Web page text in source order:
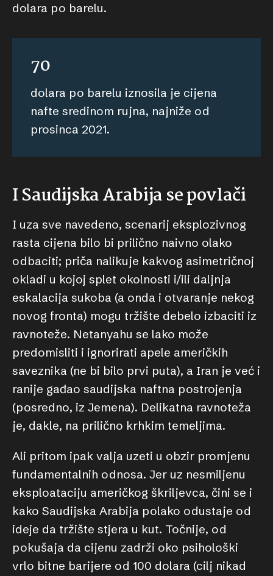
dolara po barelu.
70
dolara po barelu iznosila je cijena
nafte sredinom rujna, najniže od
prosinca 2021.
I Saudijska Arabija se povlači
I uza sve navedeno, scenarij eksplozivnog
rasta cijena bilo bi prilično naivno olako
odbaciti; priča nalikuje kakvog asimetričnoj
okladi u kojoj splet okolnosti i/ili daljnja
eskalacija sukoba (a onda i otvaranje nekog
novog fronta) mogu tržište debelo izbaciti iz
ravnoteže. Netanyahu se lako može
predomisliti i ignorirati apele američkih
saveznika (ne bi bilo prvi puta), a Iran je već i
ranije gađao saudijska naftna postrojenja
(posredno, iz Jemena). Delikatna ravnoteža
je, dakle, na prilično krhkim temeljima.
Ali pritom ipak valja uzeti u obzir promjenu
fundamentalnih odnosa. Jer uz nesmiljenu
eksploataciju američkog škriljevca, čini se i
kako Saudijska Arabija polako odustaje od
ideje da tržište stjera u kut. Točnije, od
pokušaja da cijenu zadrži oko psihološki
vrlo bitne barijere od 100 dolara (cilj nikad